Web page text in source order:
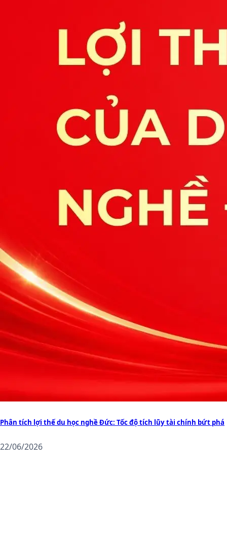
Phân tích lợi thế du học nghề Đức: Tốc độ tích lũy tài chính bứt phá
22/06/2026